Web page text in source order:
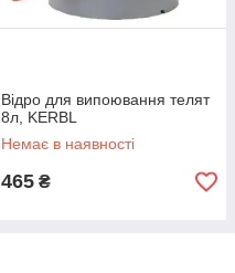
Відро для випоювання телят
8л, KERBL
Немає в наявності
465 ₴